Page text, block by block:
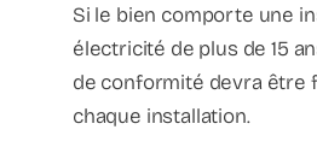
Si le bien comporte une
électricité de plus de 15
de conformité devra être
chaque installation.